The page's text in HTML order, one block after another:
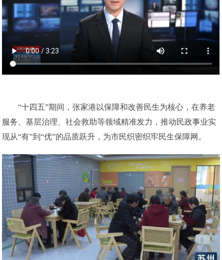
“十四五”期间，张家港以保障和改善民生为核心，在养老
服务、基层治理、社会救助等领域精准发力，推动民政事业实
现从“有”到“优”的品质跃升，为市民织密织牢民生保障网。